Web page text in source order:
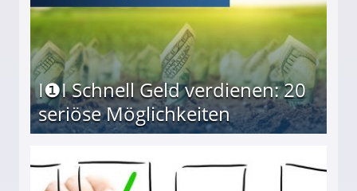
I❶I Schnell Geld verdienen: 20
seriöse Möglichkeiten